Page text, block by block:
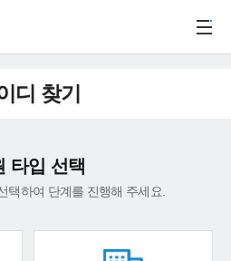
디 찾기
타입 선택
택하여 단계를 진행해 주세요.